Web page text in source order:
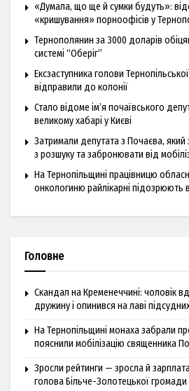
«Думала, що ще й сумки будуть»:
«кришування» порноофісів у
Тернополянин за 3000 доларів
системі “Оберіг”
Ексзаступника голови
відправили до колонії
Стало відоме ім’я почаївського
великому хабарі у Києві
Затримали депутата з Почаєва, який
з розшуку та забронювати від
На Тернопільщині працівницю
онкологиню райлікарні підозрюють
Головне
Скандал на Кременеччині: чоловік
дружину і опинився на лаві
На Тернопільщині монаха забрали
пояснили мобілізацію священника
Зросли рейтинги — зросла й
голова Більче-Золотецької громади